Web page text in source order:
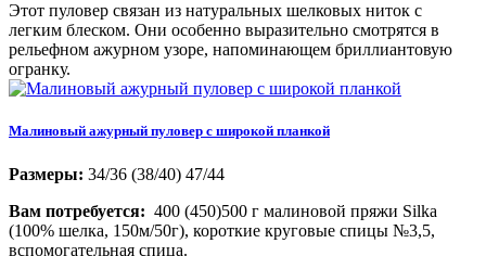
Этот пуловер связан из натуральных шелковых ниток с
легким блеском. Они особенно выразительно смотрятся в
рельефном ажурном узоре, напоминающем бриллиантовую
огранку.
Малиновый ажурный пуловер с широкой планкой
Размеры: 34/36 (38/40) 47/44
Вам потребуется: 400 (450)500 г малиновой пряжи Silka
(100% шелка, 150м/50г), короткие круговые спицы №3,5,
вспомогательная спица.